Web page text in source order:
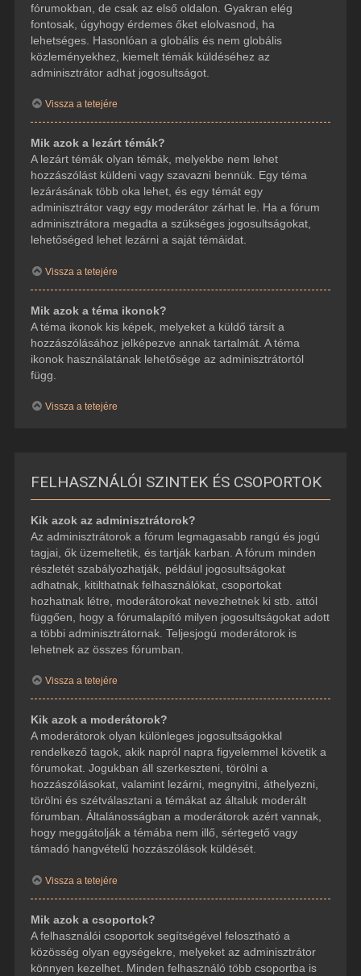
fórumokban, de csak az első oldalon. Gyakran elég
fontosak, úgyhogy érdemes őket elolvasnod, ha
lehetséges. Hasonlóan a globális és nem globális
közleményekhez, kiemelt témák küldéséhez az
adminisztrátor adhat jogosultságot.
Vissza a tetejére
Mik azok a lezárt témák?
A lezárt témák olyan témák, melyekbe nem lehet
hozzászólást küldeni vagy szavazni bennük. Egy téma
lezárásának több oka lehet, és egy témát egy
adminisztrátor vagy egy moderátor zárhat le. Ha a fórum
adminisztrátora megadta a szükséges jogosultságokat,
lehetőséged lehet lezárni a saját témáidat.
Vissza a tetejére
Mik azok a téma ikonok?
A téma ikonok kis képek, melyeket a küldő társít a
hozzászólásához jelképezve annak tartalmát. A téma
ikonok használatának lehetősége az adminisztrátortól
függ.
Vissza a tetejére
FELHASZNÁLÓI SZINTEK ÉS CSOPORTOK
Kik azok az adminisztrátorok?
Az adminisztrátorok a fórum legmagasabb rangú és jogú
tagjai, ők üzemeltetik, és tartják karban. A fórum minden
részletét szabályozhatják, például jogosultságokat
adhatnak, kitilthatnak felhasználókat, csoportokat
hozhatnak létre, moderátorokat nevezhetnek ki stb. attól
függően, hogy a fórumalapító milyen jogosultságokat adott
a többi adminisztrátornak. Teljesjogú moderátorok is
lehetnek az összes fórumban.
Vissza a tetejére
Kik azok a moderátorok?
A moderátorok olyan különleges jogosultságokkal
rendelkező tagok, akik napról napra figyelemmel követik a
fórumokat. Jogukban áll szerkeszteni, törölni a
hozzászólásokat, valamint lezárni, megnyitni, áthelyezni,
törölni és szétválasztani a témákat az általuk moderált
fórumban. Általánosságban a moderátorok azért vannak,
hogy meggátolják a témába nem illő, sértegető vagy
támadó hangvételű hozzászólások küldését.
Vissza a tetejére
Mik azok a csoportok?
A felhasználói csoportok segítségével felosztható a
közösség olyan egységekre, melyeket az adminisztrátor
könnyen kezelhet. Minden felhasználó több csoportba is